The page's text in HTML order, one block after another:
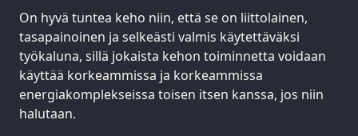
On hyvä tuntea keho niin, että se on liittolainen,
tasapainoinen ja selkeästi valmis käytettäväksi
työkaluna, sillä jokaista kehon toiminnetta voidaan
käyttää korkeammissa ja korkeammissa
energiakomplekseissa toisen itsen kanssa, jos niin
halutaan.